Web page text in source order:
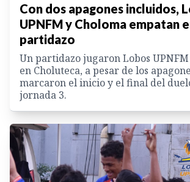
Con dos apagones incluidos,
UPNFM y Choloma empatan
partidazo
Un partidazo jugaron Lobos
en Choluteca, a pesar de los
marcaron el inicio y el final del
jornada 3.